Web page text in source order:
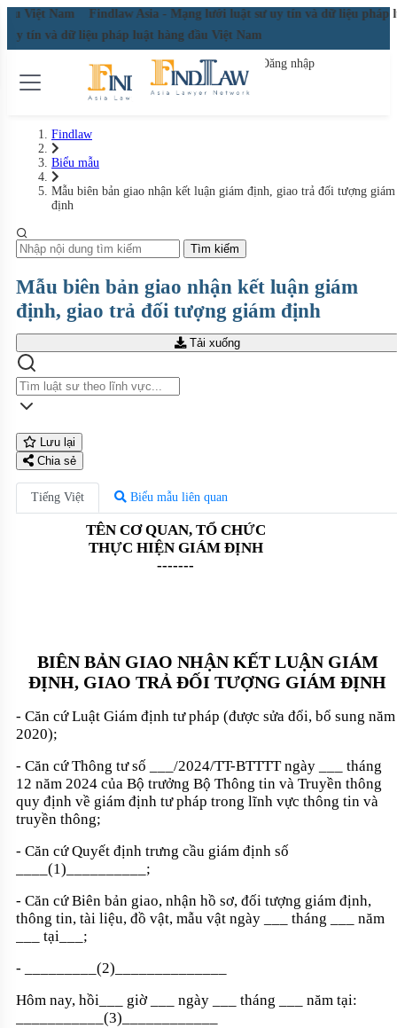
Việt Nam
Findlaw Asia - Mạng lưới luật sư uy tín và dữ liệu pháp
uy tín và dữ liệu pháp luật hàng đầu Việt Nam
Đăng nhập
Findlaw
Biểu mẫu
Mẫu biên bản giao nhận kết luận giám định, giao trả đối tượng giám
định
Tìm kiếm
Mẫu biên bản giao nhận kết luận giám
định, giao trả đối tượng giám định
Tải xuống
Lưu lại
Chia sẻ
Tiếng Việt Biểu mẫu liên quan
TÊN CƠ QUAN, TỔ CHỨC
THỰC HIỆN GIÁM ĐỊNH
-------
BIÊN BẢN GIAO NHẬN KẾT LUẬN GIÁM
ĐỊNH, GIAO TRẢ ĐỐI TƯỢNG GIÁM ĐỊNH
- Căn cứLuật Giám định tư pháp (được sửa đổi, bổ sung năm
2020);
- Căn cứ Thông tư số ___/2024/TT-BTTTT ngày ___ tháng
12 năm 2024 của Bộ trưởng Bộ Thông tin và Truyền thông
quy định về giám định tư pháp trong lĩnh vực thông tin và
truyền thông;
- Căn cứ Quyết định trưng cầu giám định số
(1)
;
- Căn cứ Biên bản giao, nhận hồ sơ, đối tượng giám định,
thông tin, tài liệu, đồ vật, mẫu vật ngày ___ tháng ___ năm
___ tại___;
-
(2)
Hôm nay, hồi___ giờ ___ ngày ___ tháng ___ năm tại:
(3)